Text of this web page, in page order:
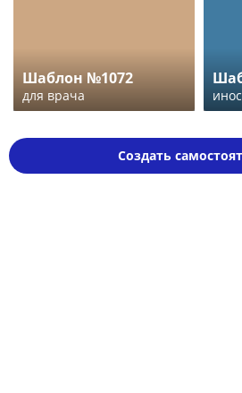
Шаблон №1072
для врача
Создать